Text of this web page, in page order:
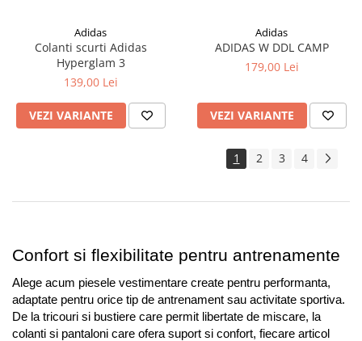
Adidas
Colanti scurti Adidas
Hyperglam 3
139,00 Lei
VEZI VARIANTE
Adidas
ADIDAS W DDL CAMP
179,00 Lei
VEZI VARIANTE
1 2 3 4
Confort si flexibilitate pentru antrenamente
Alege acum piesele vestimentare create pentru performanta,
adaptate pentru orice tip de antrenament sau activitate sportiva.
De la tricouri si bustiere care permit libertate de miscare, la
colanti si pantaloni care ofera suport si confort, fiecare articol